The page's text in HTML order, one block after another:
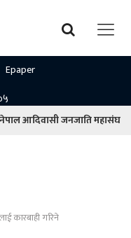
Epaper
आदिवासी जनजाति महासंघ
कारबाही गरिने